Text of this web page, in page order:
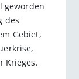
geworden
des
Gebiet,
Krieges.